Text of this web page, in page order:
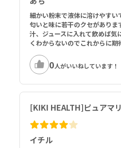
細かい粉末で液体に溶けやすい
匂いと味に若干のクセがありま
汁、ジュースに入れて飲めば気
くわからないのでこれからに期
0人がいいねしています！
[KIKI HEALTH]ピュアマ
イチル